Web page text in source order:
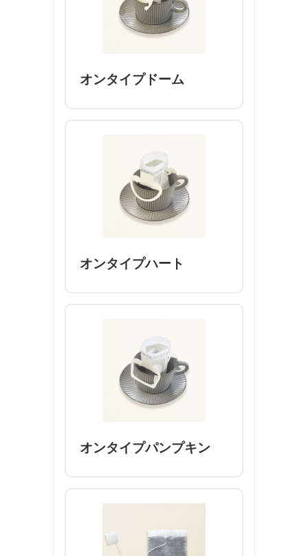
オンタイプドーム
オンタイプハート
オンタイプパンプキン